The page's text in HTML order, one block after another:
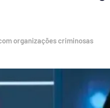
organizações criminosas